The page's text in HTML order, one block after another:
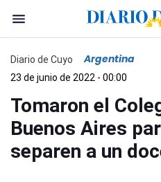
Diario de Cuyo Argentina
23 de junio de 2022 - 00:00
Tomaron el
Buenos Aires
separen a un